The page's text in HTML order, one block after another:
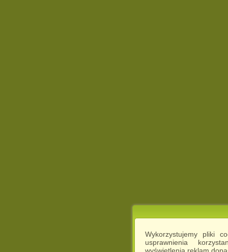
Wykorzystujemy pliki
usprawnienia
wyświetlenia reklam